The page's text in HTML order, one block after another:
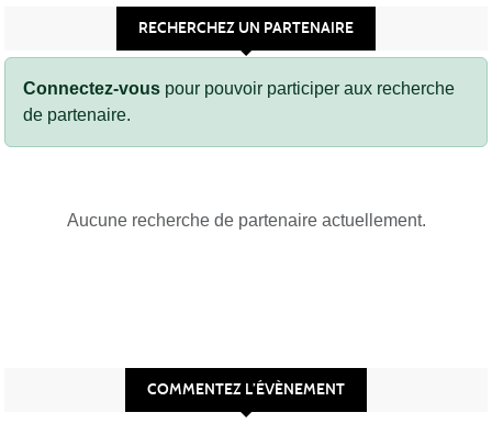
RECHERCHEZ UN PARTENAIRE
Connectez-vous pour pouvoir participer aux recherche
de partenaire.
Aucune recherche de partenaire actuellement.
COMMENTEZ L’ÉVÈNEMENT